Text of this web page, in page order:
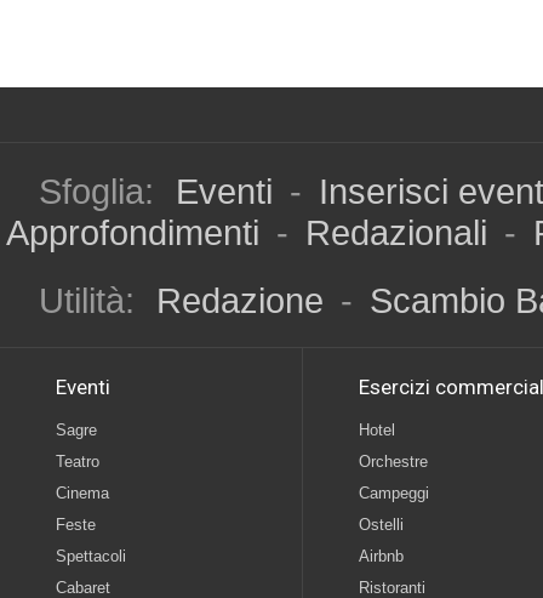
Sfoglia: Eventi - Inserisci
Approfondimenti - Redazionali -
Utilità:
Redazione - Scambio
Eventi
Sagre
Teatro
Cinema
Feste
Spettacoli
Cabaret
Esercizi
Hotel
Orchestre
Campeggi
Ostelli
Airbnb
Ristoranti